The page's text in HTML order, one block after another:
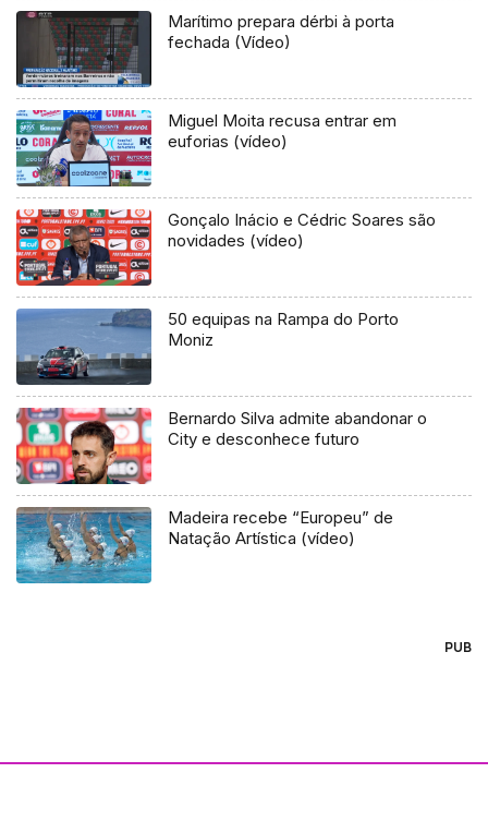
Marítimo prepara dérbi à porta
fechada (Vídeo)
Miguel Moita recusa entrar em
euforias (vídeo)
Gonçalo Inácio e Cédric Soares são
novidades (vídeo)
50 equipas na Rampa do Porto
Moniz
Bernardo Silva admite abandonar o
City e desconhece futuro
Madeira recebe “Europeu” de
Natação Artística (vídeo)
PUB